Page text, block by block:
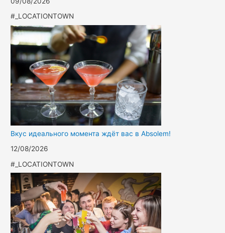
#_LOCATIONTOWN
Вкус идеального момента ждёт вас в Absolem!
12/08/2026
#_LOCATIONTOWN